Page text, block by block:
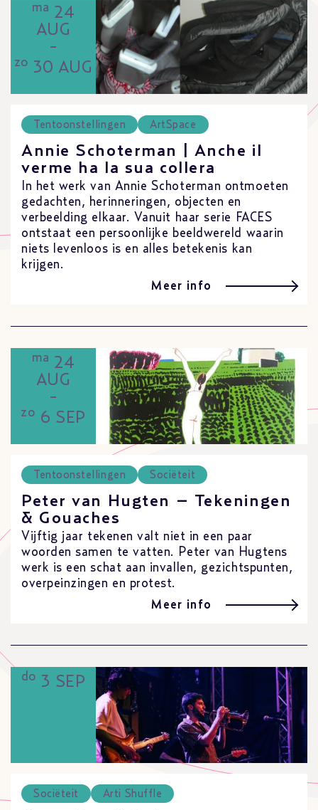
ma 24
AUG
-
zo 30 AUG
Tentoonstellingen ArtSpace
Annie Schoterman | Anche il
verme ha la sua collera
In het werk van Annie Schoterman ontmoeten
gedachten, herinneringen, objecten en
verbeelding elkaar. Vanuit haar serie FACES
ontstaat een persoonlijke beeldwereld waarin
niets levenloos is en alles betekenis kan
krijgen.
Meer info
ma 24
AUG
-
zo 6 SEP
Tentoonstellingen Sociëteit
Peter van Hugten – Tekeningen
& Gouaches
Vijftig jaar tekenen valt niet in een paar
woorden samen te vatten. Peter van Hugtens
werk is een schat aan invallen, gezichtspunten,
overpeinzingen en protest.
Meer info
do 3 SEP
Sociëteit Arti Shuffle